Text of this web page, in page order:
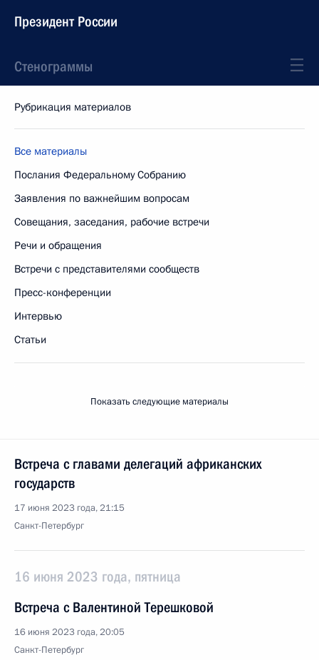
Президент России
Стенограммы
Рубрикация материалов
Все материалы
Послания Федеральному Собранию
Заявления по важнейшим вопросам
Совещания, заседания, рабочие встречи
Речи и обращения
Встречи с представителями сообществ
Пресс-конференции
Интервью
Статьи
Показать следующие материалы
Встреча с главами делегаций африканских
государств
17 июня 2023 года, 21:15
Санкт-Петербург
16 июня 2023 года, пятница
Встреча с Валентиной Терешковой
16 июня 2023 года, 20:05
Санкт-Петербург